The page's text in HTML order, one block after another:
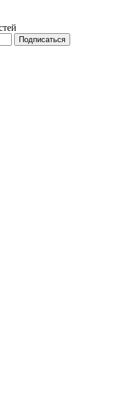
Подписаться